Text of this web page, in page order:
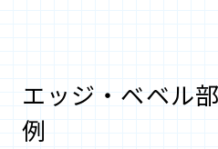
エッジ・ベベル
例